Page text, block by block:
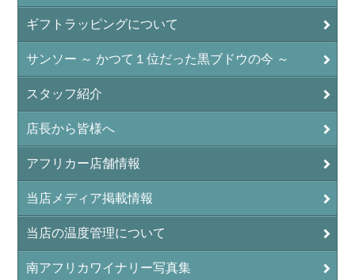
ギフトラッピングについて
サンソー ～ かつて１位だった黒ブドウの今 ～
スタッフ紹介
店長から皆様へ
アフリカー店舗情報
当店メディア掲載情報
当店の温度管理について
南アフリカワイナリー写真集